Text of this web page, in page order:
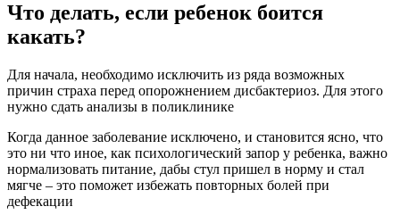
Что делать, если ребенок боится
какать?
Для начала, необходимо исключить из ряда возможных
причин страха перед опорожнением дисбактериоз. Для этого
нужно сдать анализы в поликлинике
Когда данное заболевание исключено, и становится ясно, что
это ни что иное, как психологический запор у ребенка, важно
нормализовать питание, дабы стул пришел в норму и стал
мягче – это поможет избежать повторных болей при
дефекации